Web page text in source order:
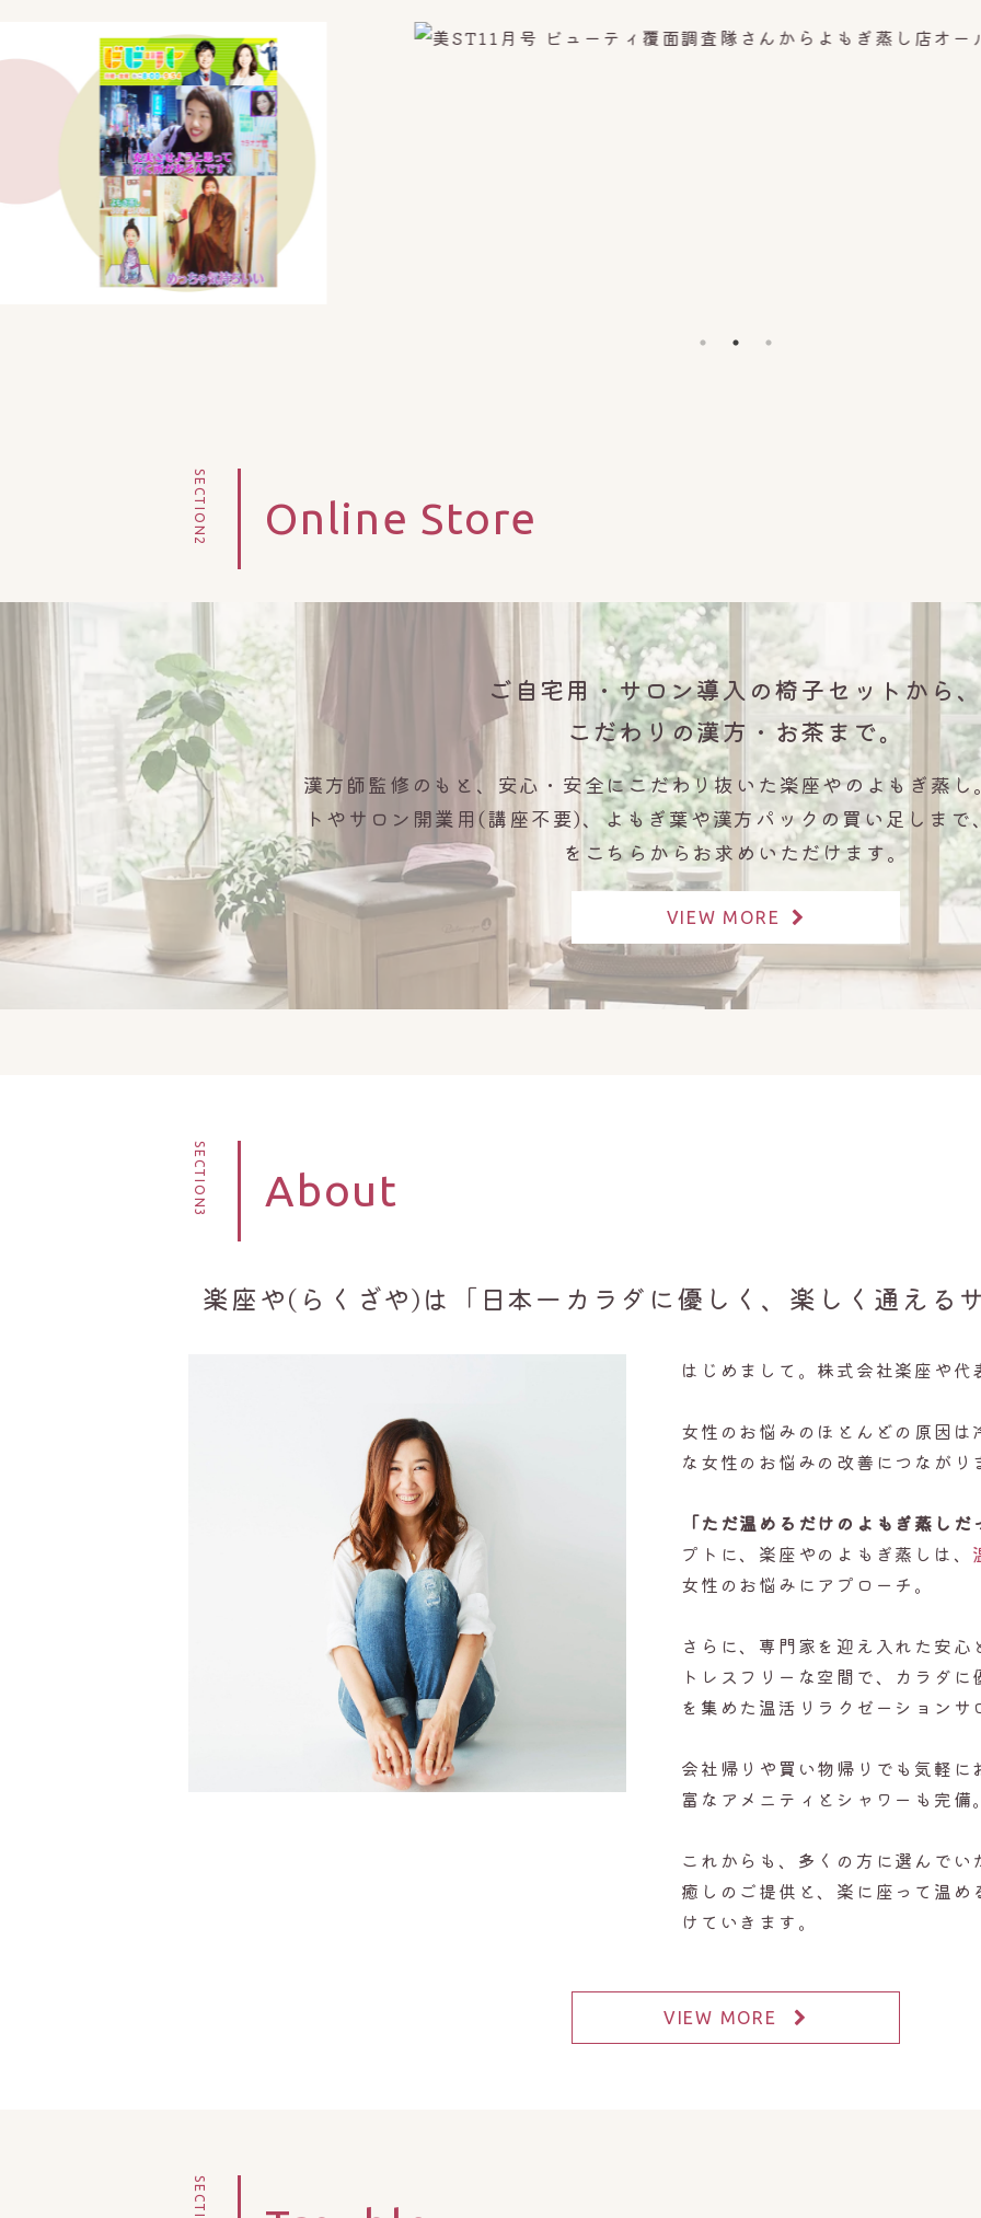
Online Store
SECTION2
ご自宅用・サロン導入の椅子セットから
こだわりの漢方・お茶まで。
漢方師監修のもと、安心・安全にこだわり抜いた楽座やのよもぎ蒸
トやサロン開業用(講座不要)、よもぎ葉や漢方パックの買い足しま
をこちらからお求めいただけます。
VIEW MORE
About
SECTION3
楽座や(らくざや)は「日本一カラダに優しく、楽しく通える
はじめまして。株式会社楽座や
女性のお悩みのほとんどの原因
な女性のお悩みの改善につながり
「ただ温めるだけのよもぎ蒸し
プトに、楽座やのよもぎ蒸しは、
女性のお悩みにアプローチ。
さらに、専門家を迎え入れた安
トレスフリーな空間で、カラダ
を集めた温活リラクゼーションサ
会社帰りや買い物帰りでも気軽
富なアメニティとシャワーも完
これからも、多くの方に選んで
癒しのご提供と、楽に座って温
けていきます。
VIEW MORE